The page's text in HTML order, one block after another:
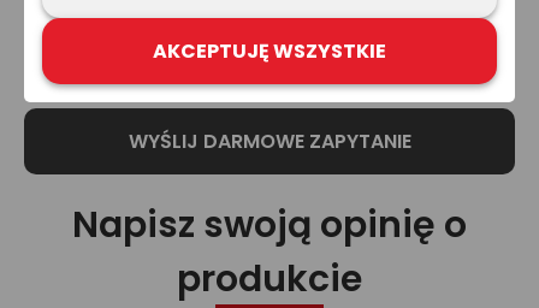
Napisz swoją opinię o
produkcie
AKCEPTUJĘ WSZYSTKIE